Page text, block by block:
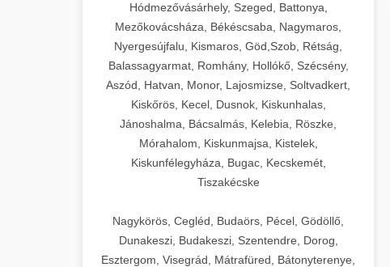
Hódmezővásárhely, Szeged, Battonya,
Mezőkovácsháza, Békéscsaba, Nagymaros,
Nyergesújfalu, Kismaros, Göd,Szob, Rétság,
Balassagyarmat, Romhány, Hollókő, Szécsény,
Aszód, Hatvan, Monor, Lajosmizse, Soltvadkert,
Kiskőrös, Kecel, Dusnok, Kiskunhalas,
Jánoshalma, Bácsalmás, Kelebia, Röszke,
Mórahalom, Kiskunmajsa, Kistelek,
Kiskunfélegyháza, Bugac, Kecskemét,
Tiszakécske
Nagykörös, Cegléd, Budaörs, Pécel, Gödöllő,
Dunakeszi, Budakeszi, Szentendre, Dorog,
Esztergom, Visegrád, Mátrafüred, Bátonyterenye,